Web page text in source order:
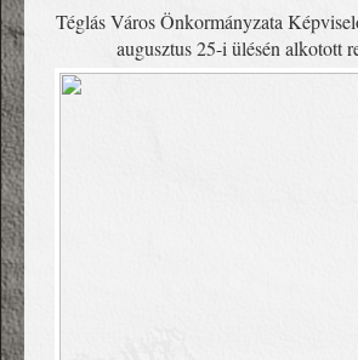
Téglás Város Önkormányzata
augusztus 25-i ülésén alkotott